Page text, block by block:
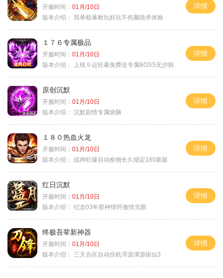
开服时间： 01月/10日
版本介绍： 简单粗暴耐玩好玩不伤脑跪求体验
详情
１７６专属极品
开服时间： 01月/10日
版本介绍：
上线９运狂暴免费送专属BOSS无沙捐
详情
原创沉默
开服时间： 01月/10日
版本介绍： 沉默剧情专属烧脑
详情
１８０热血火龙
开服时间： 01月/10日
版本介绍： 战神狂爆自动捡物长久稳定180新版
详情
红日沉默
开服时间： 01月/10日
版本介绍： 纪念03年那种情怀激情无限
详情
终极吾辈新神器
开服时间： 01月/10日
版本介绍：
三天合区自动挂机浑源渾源斩仙3
详情